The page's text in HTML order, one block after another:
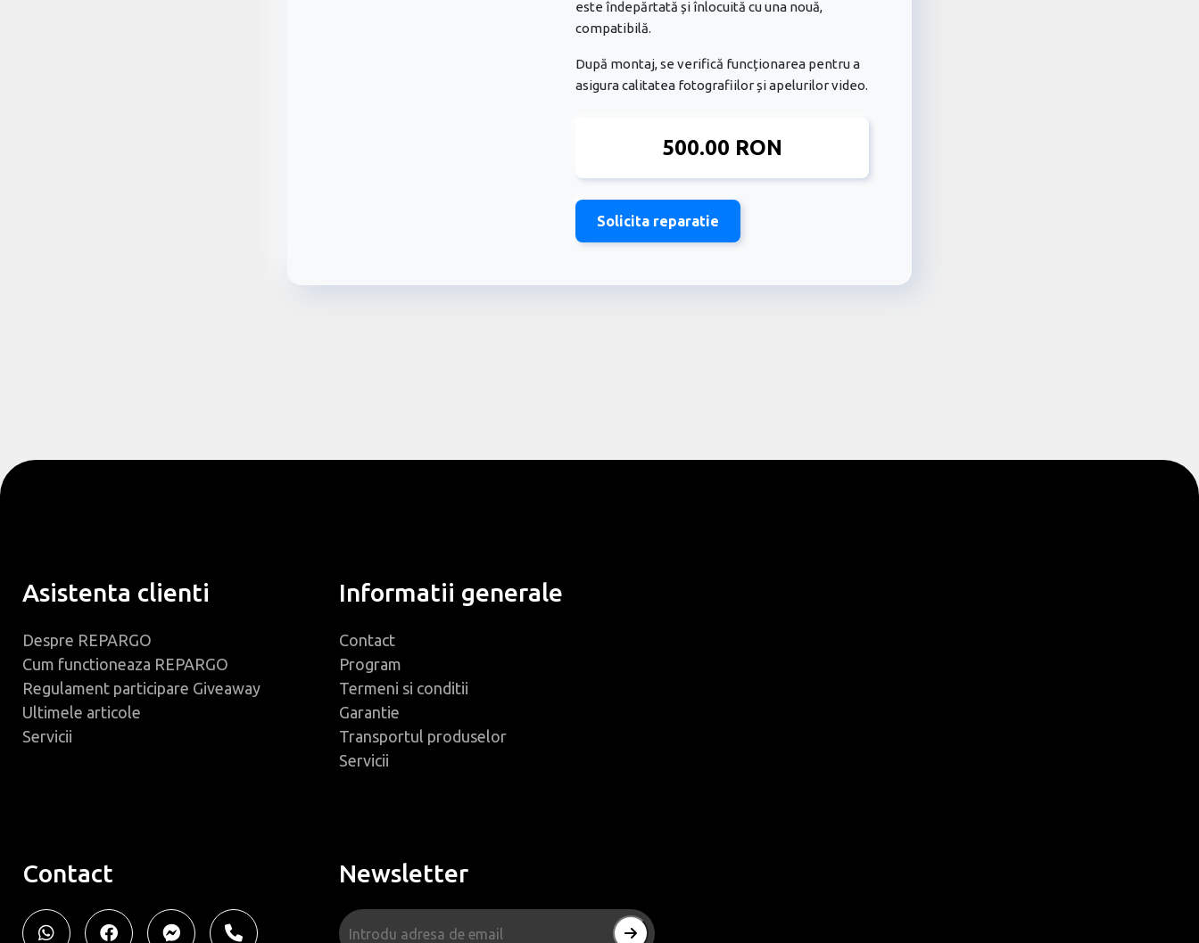
este îndepărtată și înlocuită cu una nouă,
compatibilă.
După montaj, se verifică funcționarea pentru a
asigura calitatea fotografiilor și apelurilor video.
500.00 RON
Solicita reparatie
Asistenta clienti
Despre REPARGO
Cum functioneaza REPARGO
Regulament participare Giveaway
Ultimele articole
Servicii
Informatii generale
Contact
Program
Termeni si conditii
Garantie
Transportul produselor
Servicii
Contact Newsletter